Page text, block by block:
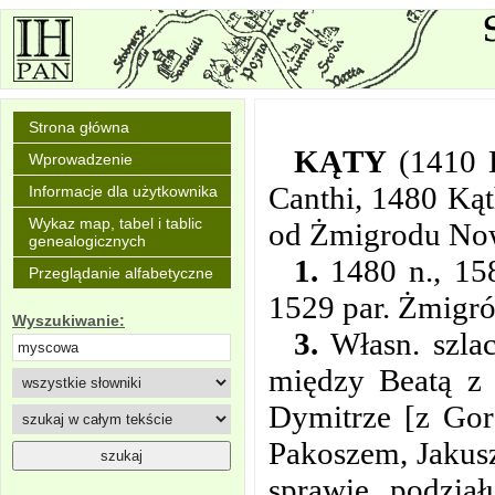
Strona główna
Wprowadzenie
Informacje dla użytkownika
Wykaz map, tabel i tablic
genealogicznych
Przeglądanie alfabetyczne
Wyszukiwanie:
KĄTY (1410
Canthi, 1480
od Żmigrodu
1. 1480 n.,
1529 par.
3. Własn.
między Beatą z
Dymitrze [z
Pakoszem,